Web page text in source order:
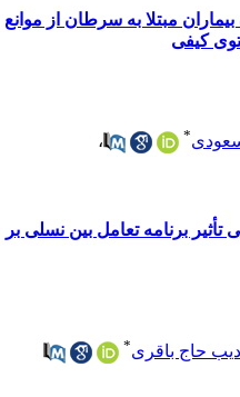
مبتلا به سرطان از موانع
کیفی
،
برنامه تعامل بین نسلی بر
حاج باقری